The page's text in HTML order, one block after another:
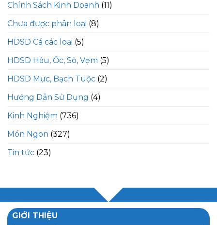
Chính Sách Kinh Doanh (11)
Chưa được phân loại (8)
HDSD Cá các loại (5)
HDSD Hàu, Ốc, Sò, Vẹm (5)
HDSD Mực, Bạch Tuộc (2)
Hướng Dẫn Sử Dụng (4)
Kinh Nghiệm (736)
Món Ngon (327)
Tin tức (23)
GIỚI THIỆU